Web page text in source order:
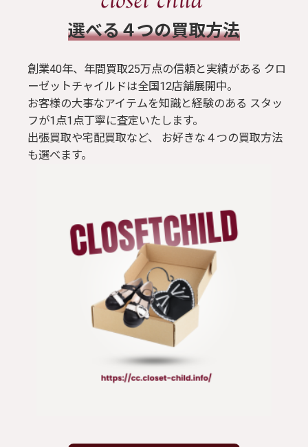
​選べる４つの買取方法
創業40年、年間買取25万点の信頼と実績がある クロ
ーゼットチャイルドは全国12店舗展開中。
お客様の大事なアイテムを知識と経験のある スタッ
フが1点1点丁寧に査定いたします。
出張買取や宅配買取など、 お好きな４つの買取方法
も選べます。